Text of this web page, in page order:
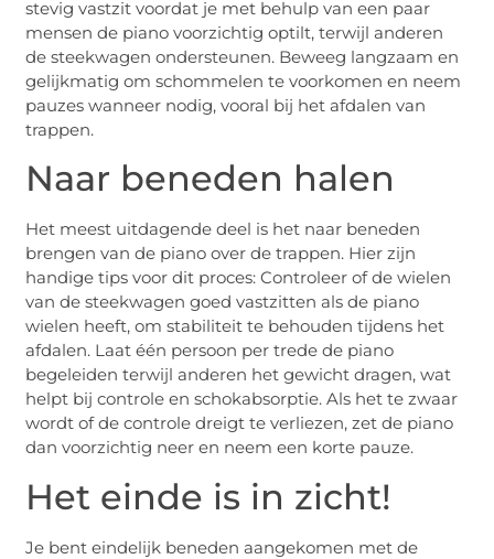
stevig vastzit voordat je met behulp van een paar
mensen de piano voorzichtig optilt, terwijl anderen
de steekwagen ondersteunen. Beweeg langzaam en
gelijkmatig om schommelen te voorkomen en neem
pauzes wanneer nodig, vooral bij het afdalen van
trappen.
Naar beneden halen
Het meest uitdagende deel is het naar beneden
brengen van de piano over de trappen. Hier zijn
handige tips voor dit proces: Controleer of de wielen
van de steekwagen goed vastzitten als de piano
wielen heeft, om stabiliteit te behouden tijdens het
afdalen. Laat één persoon per trede de piano
begeleiden terwijl anderen het gewicht dragen, wat
helpt bij controle en schokabsorptie. Als het te zwaar
wordt of de controle dreigt te verliezen, zet de piano
dan voorzichtig neer en neem een korte pauze.
Het einde is in zicht!
Je bent eindelijk beneden aangekomen met de